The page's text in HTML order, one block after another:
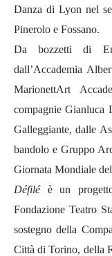
Danza di Lyon nel
Pinerolo e Fossano.
Da bozzetti di
dall’Accademia
MarionettArt
compagnie Gianluca
Galleggiante, dalle
bandolo e Gruppo
Giornata Mondiale
Défiléè un progetto
Fondazione Teatro
sostegno della
Città di Torino, della